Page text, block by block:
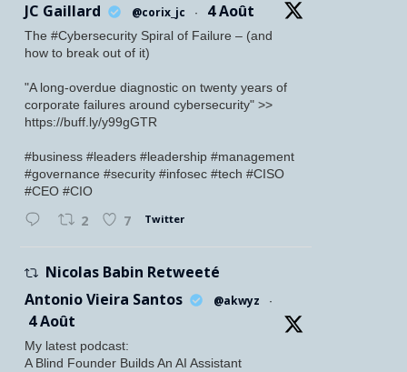
JC Gaillard
@corix_jc · 4 Août
The #Cybersecurity Spiral of Failure – (and
how to break out of it)
"A long-overdue diagnostic on twenty years of
corporate failures around cybersecurity" >>
https://buff.ly/y99gGTR
#business #leaders #leadership #management
#governance #security #infosec #tech #CISO
#CEO #CIO
2 7 Twitter
Nicolas Babin Retweeté
Antonio Vieira Santos
@akwyz ·
4 Août
My latest podcast:
A Blind Founder Builds An AI Assistant